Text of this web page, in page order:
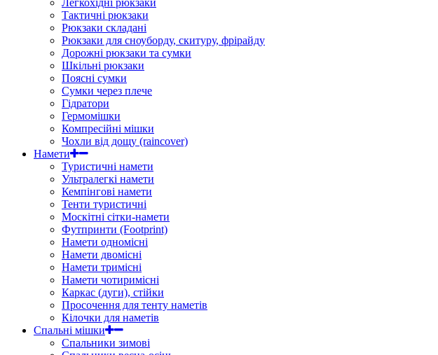
Легкохідні рюкзаки
Тактичні рюкзаки
Рюкзаки складані
Рюкзаки для сноуборду, скитуру, фрірайду
Дорожні рюкзаки та сумки
Шкільні рюкзаки
Поясні сумки
Сумки через плече
Гідратори
Гермомішки
Компресійні мішки
Чохли від дощу (raincover)
Намети
Туристичні намети
Ультралегкі намети
Кемпінгові намети
Тенти туристичні
Москітні сітки-намети
Футпринти (Footprint)
Намети одномісні
Намети двомісні
Намети тримісні
Намети чотиримісні
Каркас (дуги), стійки
Просочення для тенту наметів
Кілочки для наметів
Спальні мішки
Спальники зимові